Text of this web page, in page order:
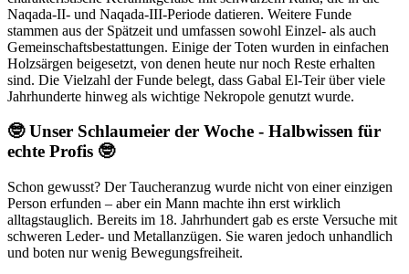
Naqada-II- und Naqada-III-Periode datieren. Weitere Funde
stammen aus der Spätzeit und umfassen sowohl Einzel- als auch
Gemeinschaftsbestattungen. Einige der Toten wurden in einfachen
Holzsärgen beigesetzt, von denen heute nur noch Reste erhalten
sind. Die Vielzahl der Funde belegt, dass Gabal El-Teir über viele
Jahrhunderte hinweg als wichtige Nekropole genutzt wurde.
🤓 Unser Schlaumeier der Woche - Halbwissen für
echte Profis 🤓
Schon gewusst? Der Taucheranzug wurde nicht von einer einzigen
Person erfunden – aber ein Mann machte ihn erst wirklich
alltagstauglich. Bereits im 18. Jahrhundert gab es erste Versuche mit
schweren Leder- und Metallanzügen. Sie waren jedoch unhandlich
und boten nur wenig Bewegungsfreiheit.